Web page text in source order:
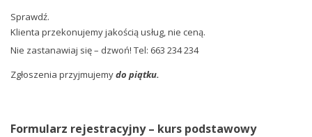
Sprawdź.
Klienta przekonujemy jakością usług, nie ceną.
Nie zastanawiaj się – dzwoń! Tel: 663 234 234
Zgłoszenia przyjmujemydo piątku.
Formularz rejestracyjny – kurs podstawowy